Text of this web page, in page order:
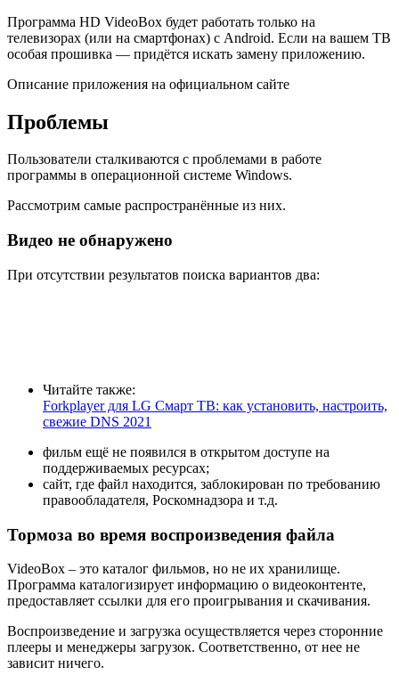
Программа HD VideoBox будет работать только на
телевизорах (или на смартфонах) с Android. Если на вашем ТВ
особая прошивка — придётся искать замену приложению.
Описание приложения на официальном сайте
Проблемы
Пользователи сталкиваются с проблемами в работе
программы в операционной системе Windows.
Рассмотрим самые распространённые из них.
Видео не обнаружено
При отсутствии результатов поиска вариантов два:
Читайте также:
Forkplayer для LG Смарт ТВ: как установить, настроить,
свежие DNS 2021
фильм ещё не появился в открытом доступе на
поддерживаемых ресурсах;
сайт, где файл находится, заблокирован по требованию
правообладателя, Роскомнадзора и т.д.
Тормоза во время воспроизведения файла
VideoBox – это каталог фильмов, но не их хранилище.
Программа каталогизирует информацию о видеоконтенте,
предоставляет ссылки для его проигрывания и скачивания.
Воспроизведение и загрузка осуществляется через сторонние
плееры и менеджеры загрузок. Соответственно, от нее не
зависит ничего.